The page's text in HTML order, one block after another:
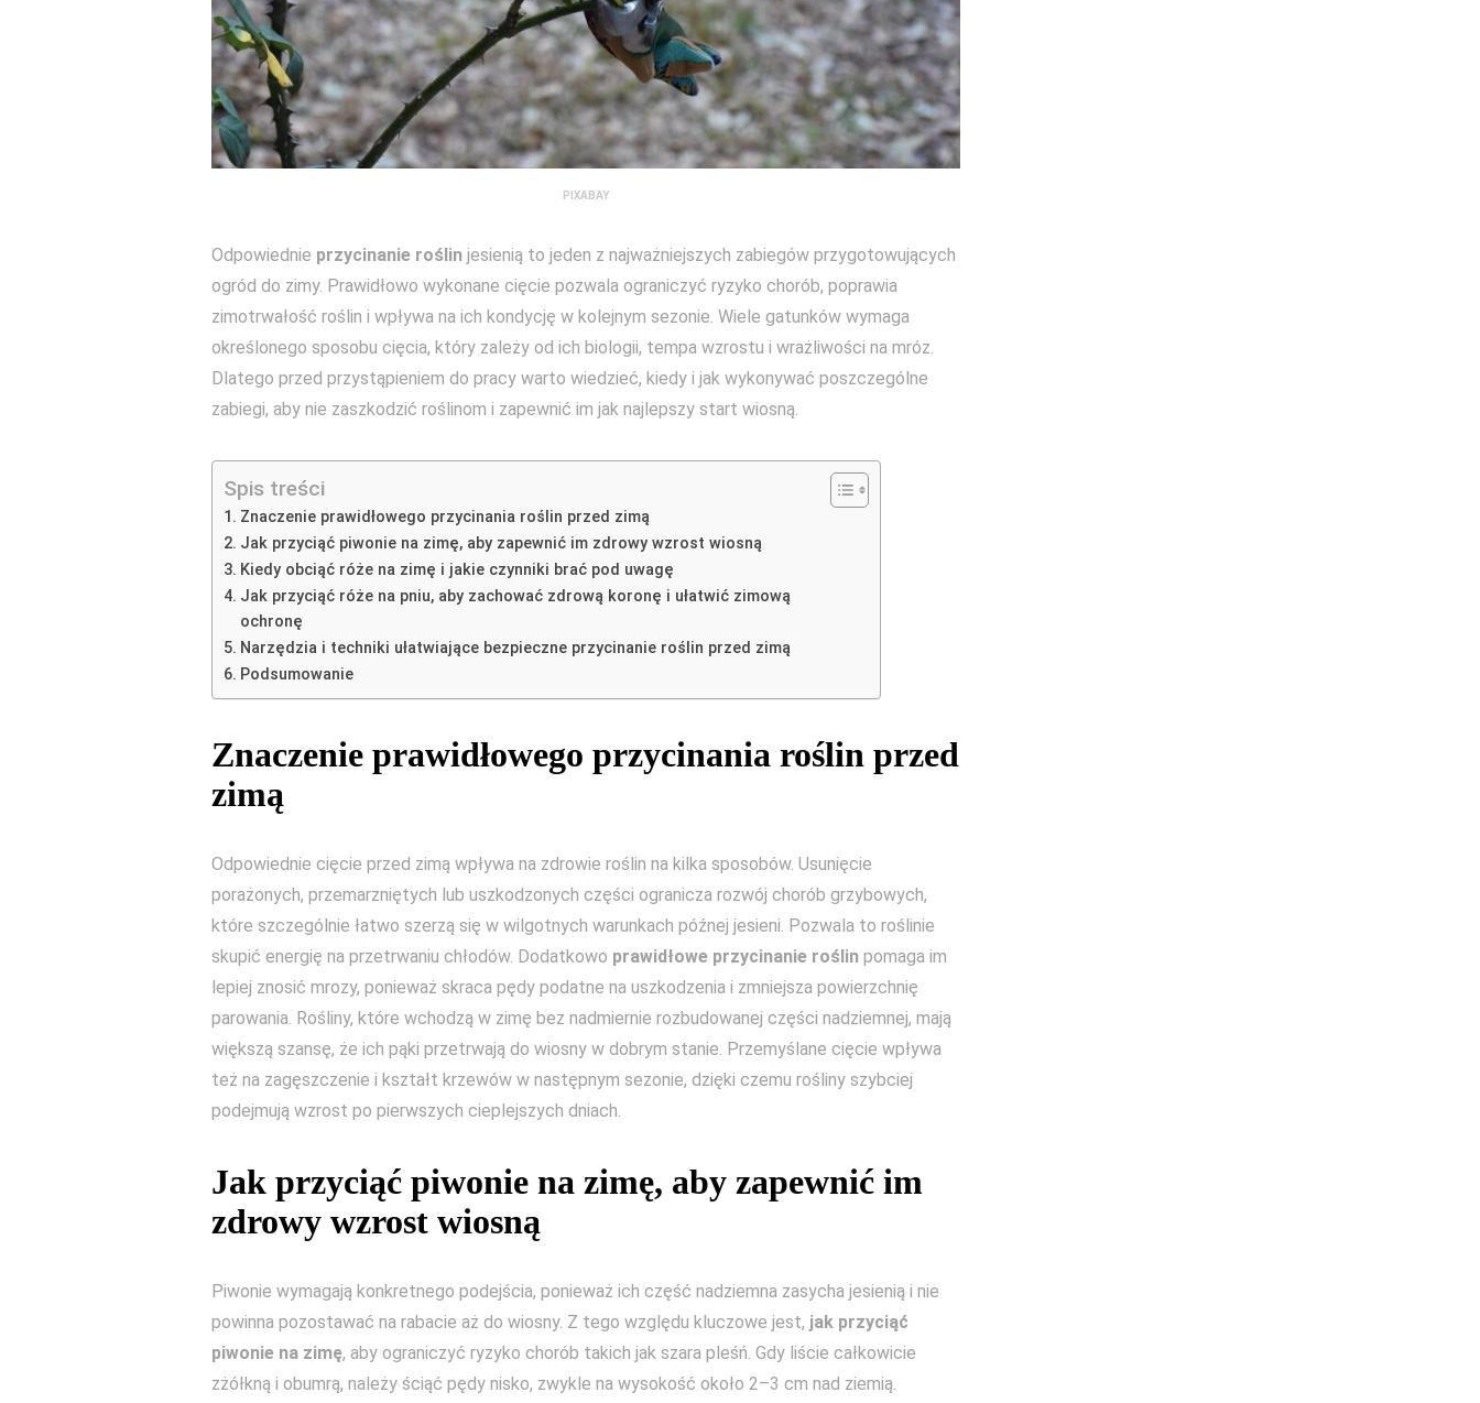
PIXABAY
Odpowiednie przycinanie roślin jesienią to jeden z najważniejszych zabiegów przygotowujących
ogród do zimy. Prawidłowo wykonane cięcie pozwala ograniczyć ryzyko chorób, poprawia
zimotrwałość roślin i wpływa na ich kondycję w kolejnym sezonie. Wiele gatunków wymaga
określonego sposobu cięcia, który zależy od ich biologii, tempa wzrostu i wrażliwości na mróz.
Dlatego przed przystąpieniem do pracy warto wiedzieć, kiedy i jak wykonywać poszczególne
zabiegi, aby nie zaszkodzić roślinom i zapewnić im jak najlepszy start wiosną.
Spis treści
Znaczenie prawidłowego przycinania roślin przed zimą
Jak przyciąć piwonie na zimę, aby zapewnić im zdrowy wzrost wiosną
Kiedy obciąć róże na zimę i jakie czynniki brać pod uwagę
Jak przyciąć róże na pniu, aby zachować zdrową koronę i ułatwić zimową
ochronę
Narzędzia i techniki ułatwiające bezpieczne przycinanie roślin przed zimą
Podsumowanie
Znaczenie prawidłowego przycinania roślin przed
zimą
Odpowiednie cięcie przed zimą wpływa na zdrowie roślin na kilka sposobów. Usunięcie
porażonych, przemarzniętych lub uszkodzonych części ogranicza rozwój chorób grzybowych,
które szczególnie łatwo szerzą się w wilgotnych warunkach późnej jesieni. Pozwala to roślinie
skupić energię na przetrwaniu chłodów. Dodatkowo prawidłowe przycinanie roślin pomaga im
lepiej znosić mrozy, ponieważ skraca pędy podatne na uszkodzenia i zmniejsza powierzchnię
parowania. Rośliny, które wchodzą w zimę bez nadmiernie rozbudowanej części nadziemnej, mają
większą szansę, że ich pąki przetrwają do wiosny w dobrym stanie. Przemyślane cięcie wpływa
też na zagęszczenie i kształt krzewów w następnym sezonie, dzięki czemu rośliny szybciej
podejmują wzrost po pierwszych cieplejszych dniach.
Jak przyciąć piwonie na zimę, aby zapewnić im
zdrowy wzrost wiosną
Piwonie wymagają konkretnego podejścia, ponieważ ich część nadziemna zasycha jesienią i nie
powinna pozostawać na rabacie aż do wiosny. Z tego względu kluczowe jest, jak przyciąć
piwonie na zimę, aby ograniczyć ryzyko chorób takich jak szara pleśń. Gdy liście całkowicie
zżółkną i obumrą, należy ściąć pędy nisko, zwykle na wysokość około 2–3 cm nad ziemią.